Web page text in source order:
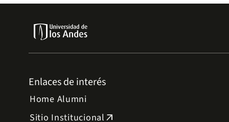
Enlaces de interés
Home Alumni
Sitio Institucional arrow_outward